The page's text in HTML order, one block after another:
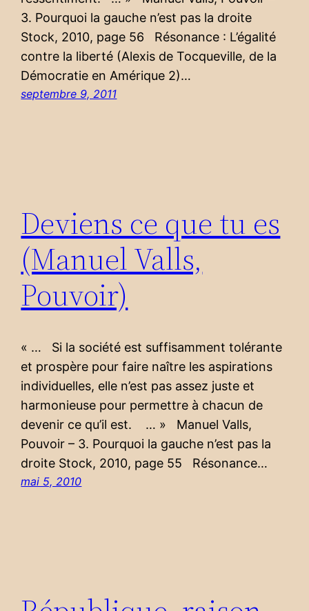
3. Pourquoi la gauche n’est pas la droite
Stock, 2010, page 56 Résonance : L’égalité
contre la liberté (Alexis de Tocqueville, de la
Démocratie en Amérique 2)…
septembre 9, 2011
Deviens ce que tu es
(Manuel Valls,
Pouvoir)
« … Si la société est suffisamment tolérante
et prospère pour faire naître les aspirations
individuelles, elle n’est pas assez juste et
harmonieuse pour permettre à chacun de
devenir ce qu’il est. … » Manuel Valls,
Pouvoir – 3. Pourquoi la gauche n’est pas la
droite Stock, 2010, page 55 Résonance…
mai 5, 2010